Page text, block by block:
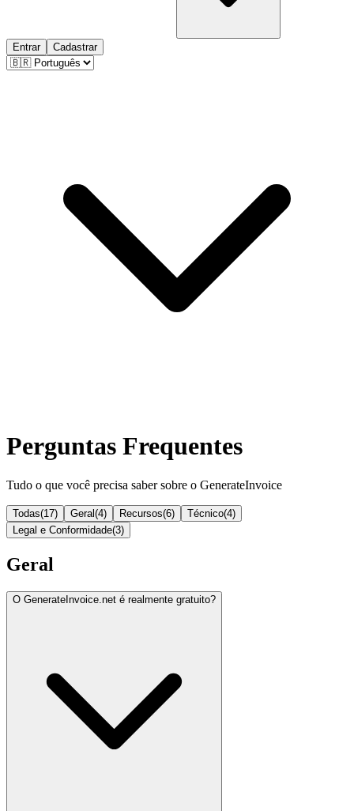
Entrar Cadastrar
Perguntas Frequentes
Tudo o que você precisa saber sobre o GenerateInvoice
Todas(17) Geral (4) Recursos(6) Técnico(4)
Legal e Conformidade(3)
Geral
O GenerateInvoice.net é realmente gratuito?